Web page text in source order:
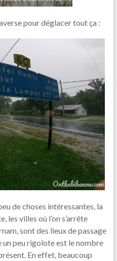
pour déglacer tout ça :
de choses intéressantes, la
les villes où l’on s’arrête
sont des lieux de passage
un peu rigolote est le nombre
En effet, beaucoup